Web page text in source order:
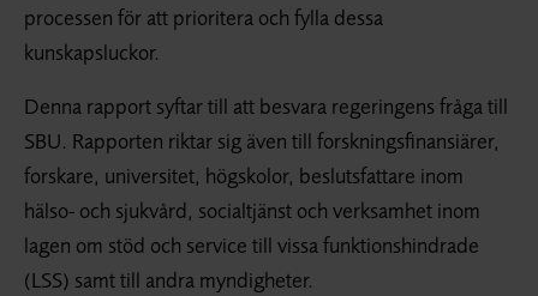
processen för att prioritera och fylla dessa
kunskapsluckor.
Denna rapport syftar till att besvara regeringens fråga till
SBU. Rapporten riktar sig även till forskningsfinansiärer,
forskare, universitet, högskolor, beslutsfattare inom
hälso- och sjukvård, socialtjänst och verksamhet inom
lagen om stöd och service till vissa funktionshindrade
(LSS) samt till andra myndigheter.